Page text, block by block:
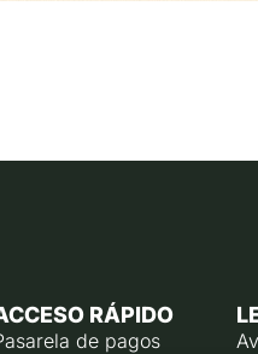
RÁPIDO
de pagos